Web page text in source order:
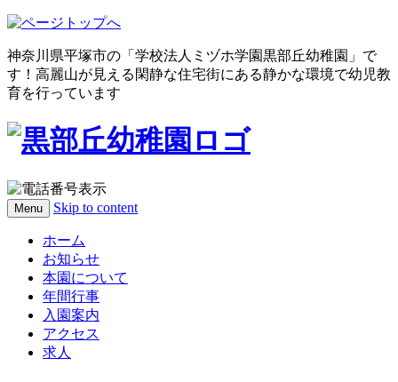
神奈川県平塚市の「学校法人ミヅホ学園黒部丘幼稚園」で
す！高麗山が見える閑静な住宅街にある静かな環境で幼児教
育を行っています
Menu Skip to content
ホーム
お知らせ
本園について
年間行事
入園案内
アクセス
求人